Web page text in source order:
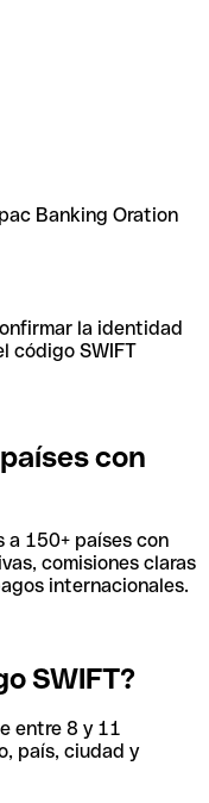
Banking Oration
la identidad
código SWIFT
con
a 150+ países con
comisiones claras
internacionales.
SWIFT?
entre 8 y 11
país, ciudad y